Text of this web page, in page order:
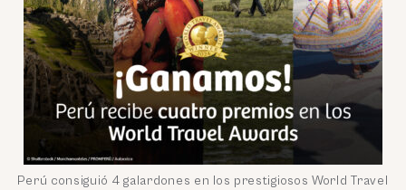
Perú consiguió 4 galardones en los prestigiosos World Travel